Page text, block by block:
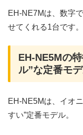
EH-NE7Mは、数字
せてくれる1台です。
EH-NE5Mの
ル”な定番モ
EH-NE5Mは、イオ
すい”定番モデル。